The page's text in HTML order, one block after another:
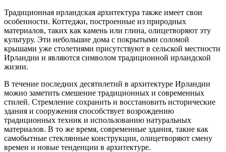
Традиционная ирландская архитектура также имеет свои
особенности. Коттеджи, построенные из природных
материалов, таких как камень или глина, олицетворяют эту
культуру. Эти небольшие дома с покрытыми соломой
крышами уже столетиями присутствуют в сельской местности
Ирландии и являются символом традиционной ирландской
жизни.
В течение последних десятилетий в архитектуре Ирландии
можно заметить смешение традиционных и современных
стилей. Стремление сохранить и восстановить исторические
здания и сооружения способствует возрождению
традиционных техник и использованию натуральных
материалов. В то же время, современные здания, такие как
самобытные стеклянные конструкции, олицетворяют смену
времен и новые тенденции в архитектуре.